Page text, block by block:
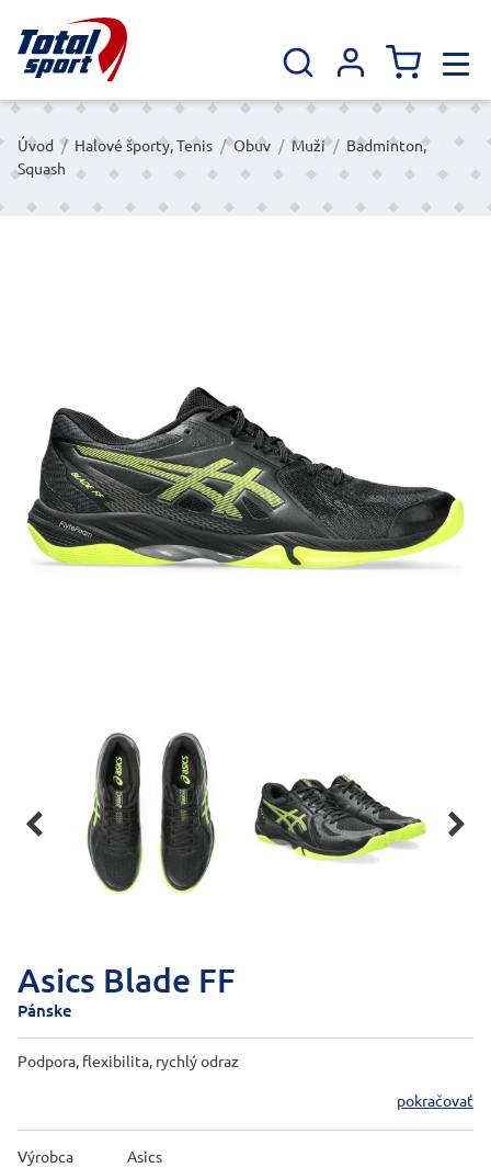
Úvod / Halové športy, Tenis / Obuv / Muži / Badminton,
Squash
 
Asics Blade FF
Pánske
Podpora, flexibilita, rychlý odraz
pokračovať
Výrobca Asics